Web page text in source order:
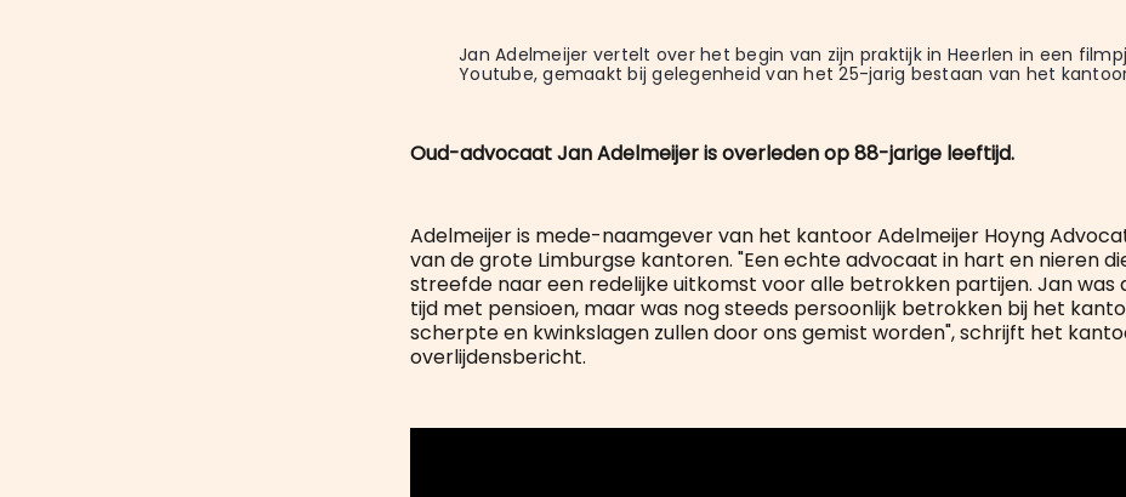
Jan Adelmeijer vertelt over het begin van zijn praktijk in Heerlen in een
Youtube, gemaakt bij gelegenheid van het 25-jarig bestaan van het
Oud-advocaat Jan Adelmeijer is overleden op 88-jarige leeftijd.
Adelmeijer is mede-naamgever van het kantoor Adelmeijer Hoyng
van de grote Limburgse kantoren. "Een echte advocaat in hart en nieren
streefde naar een redelijke uitkomst voor alle betrokken partijen. Jan was
tijd met pensioen, maar was nog steeds persoonlijk betrokken bij het
scherpte en kwinkslagen zullen door ons gemist worden", schrijft het
overlijdensbericht.